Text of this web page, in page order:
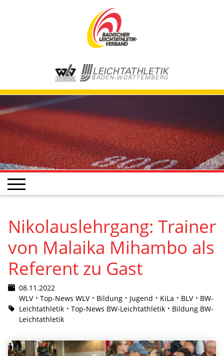
Nikolauslehrgang: Trainer
von Malaika Mihambo als
Referent zu Gast
08.11.2022
WLV
Top-News WLV Bildung Jugend KiLa BLV
BW-
Leichtathletik
Top-News BW-Leichtathletik
Bildung BW-
Leichtathletik